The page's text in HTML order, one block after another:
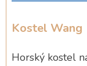
Kostel Wang
Horský kostel